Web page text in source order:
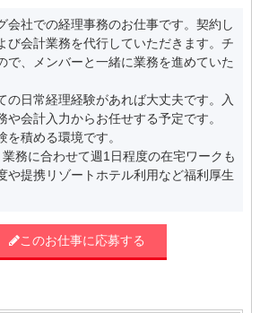
会社での経理事務のお仕事です。契約し
び会計業務を代行していただきます。チ
で、メンバーと一緒に業務を進めていた
の日常経理経験があれば大丈夫です。入
や会計入力からお任せする予定です。
積める環境です。
務に合わせて週1日程度の在宅ワークも
や提携リゾートホテル利用など福利厚生
このお仕事に応募する